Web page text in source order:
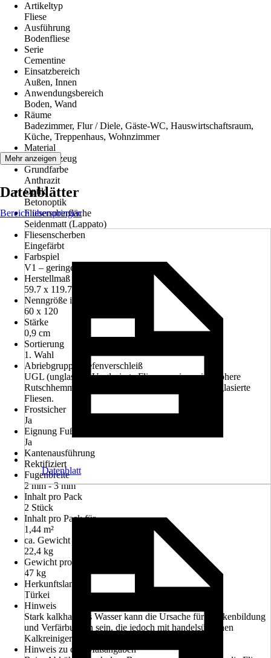
Artikeltyp
Fliese
Ausführung
Bodenfliese
Serie
Cementine
Einsatzbereich
Außen, Innen
Anwendungsbereich
Boden, Wand
Räume
Badezimmer, Flur / Diele, Gäste-WC, Hauswirtschaftsraum,
Küche, Treppenhaus, Wohnzimmer
Material
Feinsteinzeug
Grundfarbe
Anthrazit
Optik
Betonoptik
Fliesenoberfläche
Seidenmatt (Lappato)
Fliesenscherben
Eingefärbt
Farbspiel
V1 – geringes Farbspiel
Herstellmaß BxLxS in cm
59.7 x 119.7 x 0.9 cm
Nenngröße in cm
60 x 120
Stärke
0,9 cm
Sortierung
1. Wahl
Abriebgruppe/Tiefenverschleiß
UGL (unglasiert) Unglasierte Fliesen weisen eine höhere
Rutschhemmung auf und sind strapazierfähiger als glasierte
Fliesen.
Frostsicher
Ja
Eignung Fußbodenheizung
Ja
Kantenausführung
Rektifiziert
Fugenbreite
2 mm - 3 mm
Inhalt pro Pack
2 Stück
Inhalt pro Pack für
1,44 m²
ca. Gewicht pro m²
22,4 kg
Gewicht pro Pack
47 kg
Herkunftsland
Türkei
Hinweis
Stark kalkhaltiges Wasser kann die Ursache für Fleckenbildung
und Verfärbungen sein, die jedoch mit handelsüblichen
Kalkreiniger entfernt werden können.
Hinweis zu den Maßangaben
Mehr anzeigen
Datenblätter
Bereich überspringen
Datenblatt